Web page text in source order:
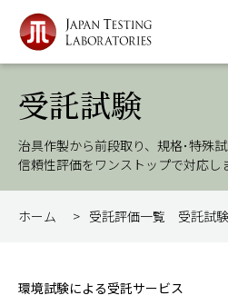
受託試験
治具作製から前段取り、規格･特殊
信頼性評価をワンストップで対応し
ホーム > 受託評価⼀覧 受託試験
環境試験による受託サービス